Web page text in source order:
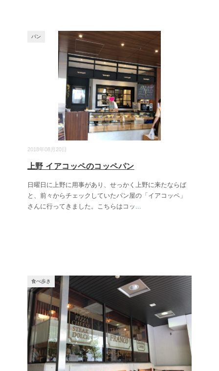
2018年08月20日
パン
上野 イアコッペのコッペパン
日曜日に上野に用事があり、せっかく上野に来たならば
と、前々からチェックしていたパン屋の「イアコッペ」
さんに行ってきました。こちらはコッ ...
食べ歩き